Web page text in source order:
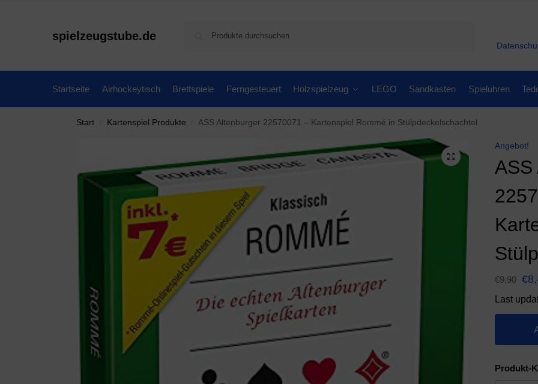
spielzeugstube.de
Startseite Airhockeytisch Brettspiele Ferngesteuert Holzspielzeug LEGO Sandkasten Spieluhren
Start Kartenspiel Produkte ASS Altenburger 22570071 – Kartenspiel Rommé in Stülpdeckelschachtel
Angebot!
ASS
€9,90 €
Last
Produkt-